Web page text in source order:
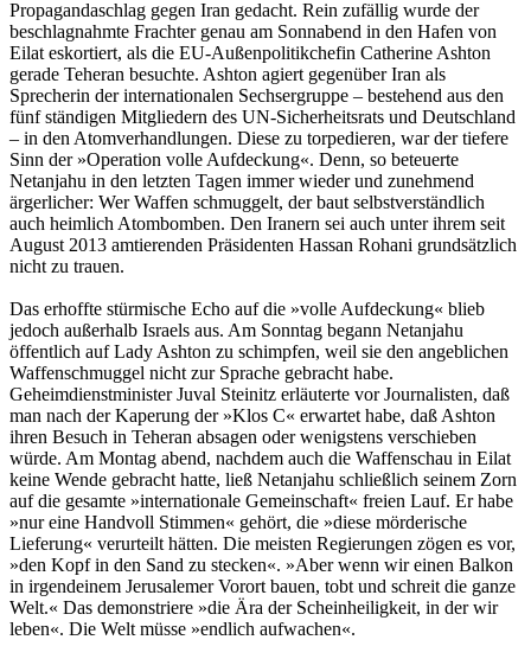
Propaganda­schlag gegen Iran gedacht. Rein zufällig wurde der
beschlagnahmte Frachter genau am Sonnabend in den Hafen von
Eilat eskortiert, als die EU-Außenpolitikchefin Catherine Ashton
gerade Teheran besuchte. Ashton agiert gegenüber Iran als
Sprecherin der internationalen Sechsergruppe – bestehend aus den
fünf ständigen Mitgliedern des UN-Sicherheitsrats und Deutschland
– in den Atomverhandlungen. Diese zu torpedieren, war der tiefere
Sinn der »Operation volle Aufdeckung«. Denn, so beteuerte
Netanjahu in den letzten Tagen immer wieder und zunehmend
ärgerlicher: Wer Waffen schmuggelt, der baut selbstverständlich
auch heimlich Atombomben. Den Iranern sei auch unter ihrem seit
August 2013 amtierenden Präsidenten Hassan Rohani grundsätzlich
nicht zu trauen.
Das erhoffte stürmische Echo auf die »volle Aufdeckung« blieb
jedoch außerhalb Israels aus. Am Sonntag begann Netanjahu
öffentlich auf Lady Ashton zu schimpfen, weil sie den angeblichen
Waffenschmuggel nicht zur Sprache gebracht habe.
Geheimdienstminister Juval Steinitz erläuterte vor Journalisten, daß
man nach der Kaperung der »Klos C« erwartet habe, daß Ashton
ihren Besuch in Teheran absagen oder wenigstens verschieben
würde. Am Montag abend, nachdem auch die Waffenschau in Eilat
keine Wende gebracht hatte, ließ Netanjahu schließlich seinem Zorn
auf die gesamte »internationale Gemeinschaft« freien Lauf. Er habe
»nur eine Handvoll Stimmen« gehört, die »diese mörderische
Lieferung« verurteilt hätten. Die meisten Regierungen zögen es vor,
»den Kopf in den Sand zu stecken«. »Aber wenn wir einen Balkon
in irgendeinem Jerusalemer Vorort bauen, tobt und schreit die ganze
Welt.« Das demonstriere »die Ära der Scheinheiligkeit, in der wir
leben«. Die Welt müsse »endlich aufwachen«.